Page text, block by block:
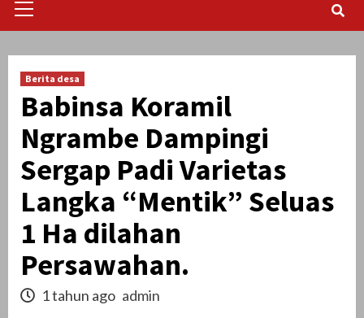
Menu
Berita desa
Babinsa Koramil
Ngrambe Dampingi
Sergap Padi Varietas
Langka “Mentik” Seluas
1 Ha dilahan
Persawahan.
1 tahun ago admin